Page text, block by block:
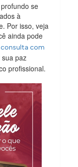
se
à
Por isso, veja
ainda pode
consulta com
paz
profissional.